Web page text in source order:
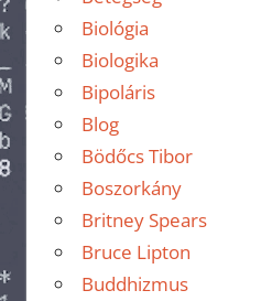
Biológia
Biologika
Bipoláris
Blog
Bödőcs Tibor
Boszorkány
Britney Spears
Bruce Lipton
Buddhizmus